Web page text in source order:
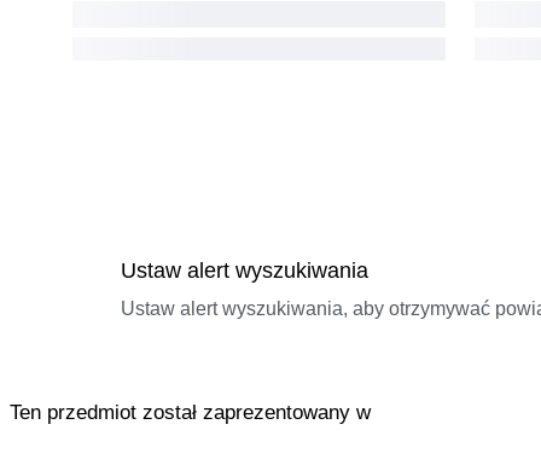
Ustaw alert wyszukiwania
Ustaw alert wyszukiwania, aby otrzymywać
Ten przedmiot został zaprezentowany w